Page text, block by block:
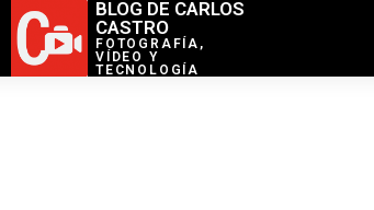
BLOG DE CARLOS
CASTRO
FOTOGRAFÍA,
VÍDEO Y
TECNOLOGÍA